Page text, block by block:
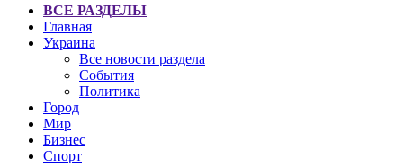
ВСЕ РАЗДЕЛЫ
Главная
Украина
Все новости раздела
События
Политика
Город
Мир
Бизнес
Спорт